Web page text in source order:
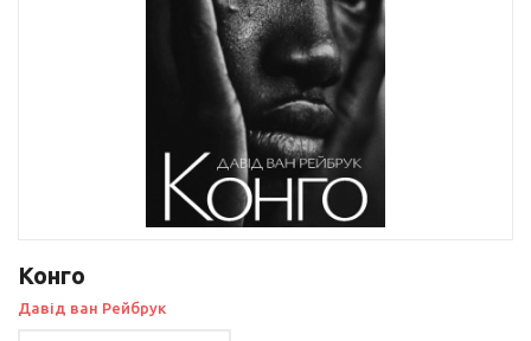
Конго
Давід ван Рейбрук